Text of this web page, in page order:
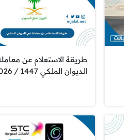
طريقة الاستعلام عن
الديوان الملكي 1447 / 2026